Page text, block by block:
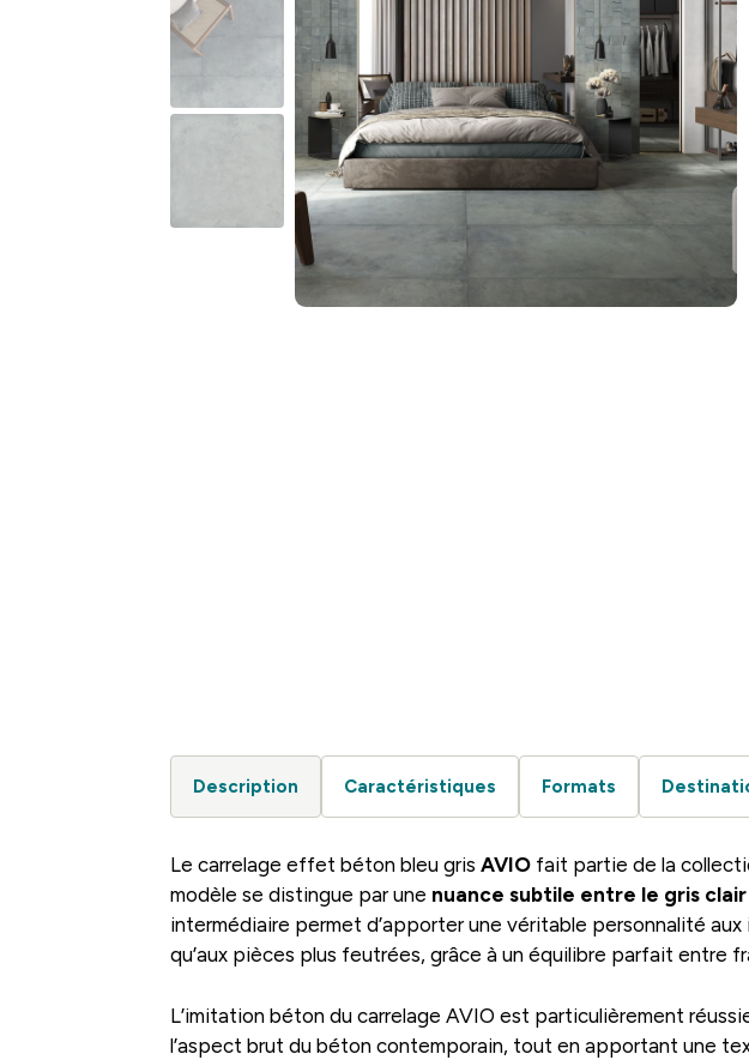
Description Caractéristiques Formats
Le carrelage effet béton bleu gris AVIO fait partie de la
modèle se distingue par une nuance subtile entre le gris
intermédiaire permet d’apporter une véritable personnalité aux
qu’aux pièces plus feutrées, grâce à un équilibre parfait entre
L’imitation béton du carrelage AVIO est particulièrement
l’aspect brut du béton contemporain, tout en apportant une